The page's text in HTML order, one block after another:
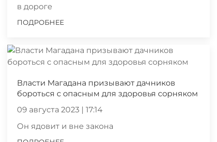
в дороге
ПОДРОБНЕЕ
Власти Магадана призывают дачников
бороться с опасным для здоровья сорняком
09 августа 2023 | 17:14
Он ядовит и вне закона